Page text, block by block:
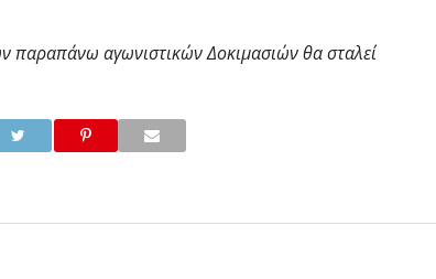
παραπάνω αγωνιστικών Δοκιμασιών θα σταλεί